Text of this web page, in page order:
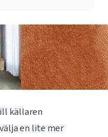
källaren
en lite mer